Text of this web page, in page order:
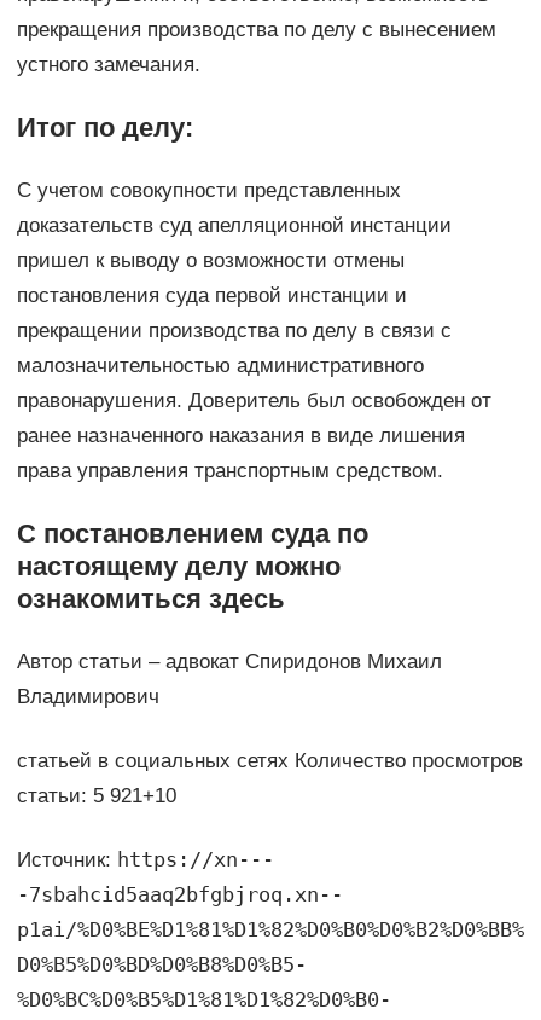
прекращения производства по делу с вынесением
устного замечания.
Итог по делу:
С учетом совокупности представленных
доказательств суд апелляционной инстанции
пришел к выводу о возможности отмены
постановления суда первой инстанции и
прекращении производства по делу в связи с
малозначительностью административного
правонарушения. Доверитель был освобожден от
ранее назначенного наказания в виде лишения
права управления транспортным средством.
С постановлением суда по
настоящему делу можно
ознакомиться здесь
Автор статьи – адвокат Спиридонов Михаил
Владимирович
статьей в социальных сетях Количество просмотров
статьи: 5 921+10
Источник: https://xn---
-7sbahcid5aaq2bfgbjroq.xn--
p1ai/%D0%BE%D1%81%D1%82%D0%B0%D0%B2%D0%BB%
D0%B5%D0%BD%D0%B8%D0%B5-
%D0%BC%D0%B5%D1%81%D1%82%D0%B0-